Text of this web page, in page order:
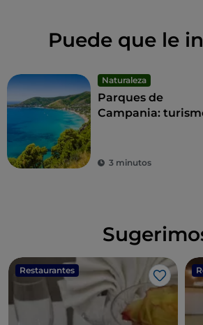
Puede que le
Naturaleza
Parques de
Campania:
la región
3 minutos
Restaurantes
Me